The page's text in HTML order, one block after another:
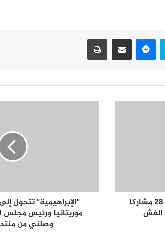
سكايبماسنجرمشاركة عبر البريد طباعة
ينتمون ل 6 ولايات.. إلغاء امتحان 28 مشاركا
الغش
"الإبراهيمية" تتحول
موريتانيا ورئيس مجلس
وصلني من